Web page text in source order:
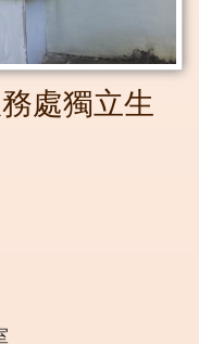
處獨立生